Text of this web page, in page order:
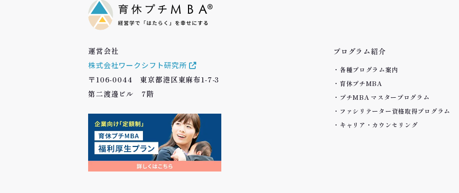
運営会社
株式会社ワークシフト研究所
〒106-0044 東京都港区東麻布1-7-3
第二渡邊ビル 7階
プログラム紹介
各種プログラム案内
育休プチMBA
プチMBA マスタープログラム
ファシリテーター資格取得プログラム
キャリア・カウンセリング